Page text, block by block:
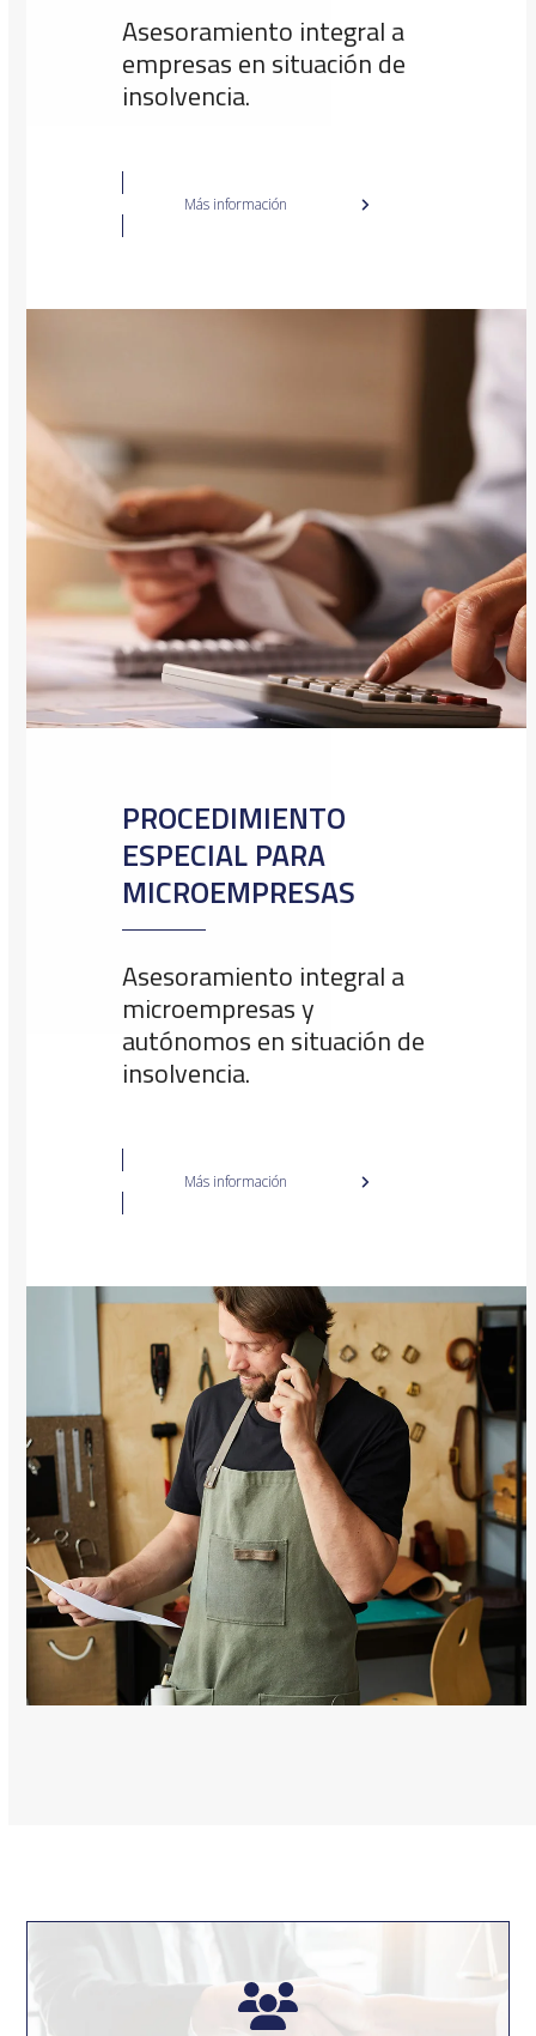
Asesoramiento integral a
empresas en situación de
insolvencia.
Más información
PROCEDIMIENTO
ESPECIAL PARA
MICROEMPRESAS
Asesoramiento integral a
microempresas y
autónomos en situación de
insolvencia.
Más información